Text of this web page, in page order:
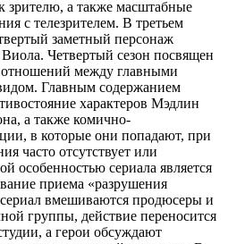
зрителю, а также масштабные
с телезрителем. В третьем
заметный персонаж
Четвертый сезон посвящен
между главными
Главным содержанием
характеров Мэдлин
а также комично-
в которые они попадают, при
часто отсутствует или
особенностью сериала является
приема «разрушения
вмешиваются продюсеры и
группы, действие переносится
а герои обсуждают